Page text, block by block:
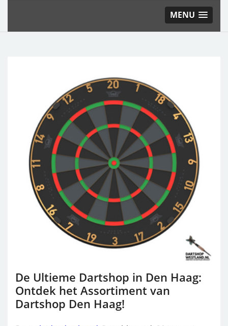
MENU
De Ultieme Dartshop in Den Haag:
Ontdek het Assortiment van
Dartshop Den Haag!